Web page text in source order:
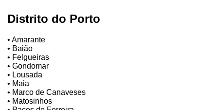
Distrito do Porto
• Amarante
• Baião
• Felgueiras
• Gondomar
• Lousada
• Maia
• Marco de Canaveses
• Matosinhos